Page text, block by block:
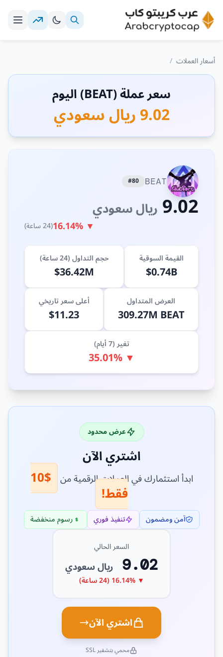
أسعار العملات /
سعر عملة (BEAT) اليوم
9.02 ريال سعودي
BEAT
#80
9.02 ريال سعودي
▼ 16.14% (24 ساعة)
القيمة السوقية
$0.74B
حجم التداول (24 ساعة)
$36.42M
العرض المتداول
309.27M BEAT
أعلى سعر تاريخي
$11.23
تغير (7 أيام)
▼ 35.01%
عرض محدود
اشتري الآن
ابدأ استثمارك في العملات الرقمية من $10
فقط!
آمن ومضمون تنفيذ فوري
رسوم منخفضة
السعر الحالي
9.02 ريال سعودي
▼ 16.14% (24 ساعة)
اشتري الآن
محمي بتشفير SSL